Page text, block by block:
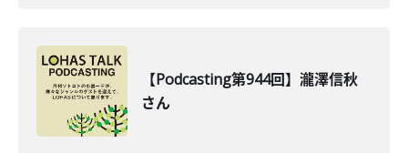
【Podcasting第944回】瀧澤信秋
さん